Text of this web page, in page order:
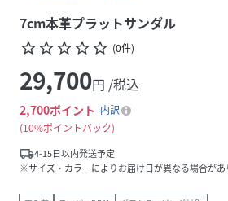
7cm本革プラットサンダル
star_borderstar_borderstar_borderstar_borderstar_border (0件)
29,700円 /税込
2,700ポイント 内訳
10%ポイントバック
local_shipping4-15日以内発送予定
※サイズ・カラーによりお届け日が異なる場合があ